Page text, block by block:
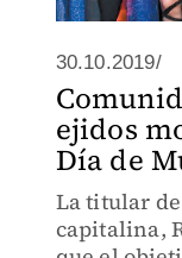
30.10.2019/
ejidos
Día de
La titular
capitalina,